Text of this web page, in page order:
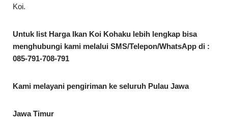
Koi.
Untuk list Harga Ikan Koi Kohaku lebih lengkap bisa
menghubungi kami melalui SMS/Telepon/WhatsApp di :
085-791-708-791
Kami melayani pengiriman ke seluruh Pulau Jawa
Jawa Timur